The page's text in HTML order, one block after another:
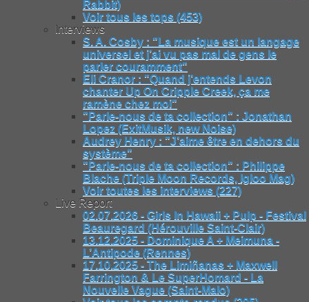
Rabbit)
Voir tous les tops (453)
Interviews
S. A. Cosby : "La musique est un langage
universel et j’ai vu pas mal de gens le
parler couramment"
Eli Cranor : "Quand j’entends Levon
chanter Up On Cripple Creek, ça me
ramène chez moi"
"Parle-nous de ta collection" : Jonathan
Lopez (ExitMusik, new Noise)
Audrey Henry : "J’aime être en dehors du
système"
"Parle-nous de ta collection" : Philippe
Blache (Triple Moon Records, Igloo Mag)
Voir toutes les interviews (227)
Live Report
02.07.2026 - Girls In Hawaii + Pulp - Festival
Beauregard (Hérouville Saint-Clair)
13.12.2025 - Dominique A + Meimuna -
L’Antipode (Rennes)
17.10.2025 - The Limiñanas + Maxwell
Farrington & Le SuperHomard - La
Nouvelle Vague (Saint-Malo)